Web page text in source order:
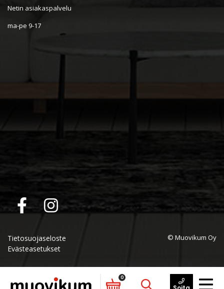
0
Netin asiakaspalvelu
ma-pe 9-17
Tietosuojaseloste
Evästeasetukset
© Muovikum Oy